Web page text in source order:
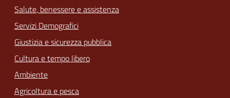
Salute, benessere e assistenza
Servizi Demografici
Giustizia e sicurezza pubblica
Cultura e tempo libero
Ambiente
Agricoltura e pesca